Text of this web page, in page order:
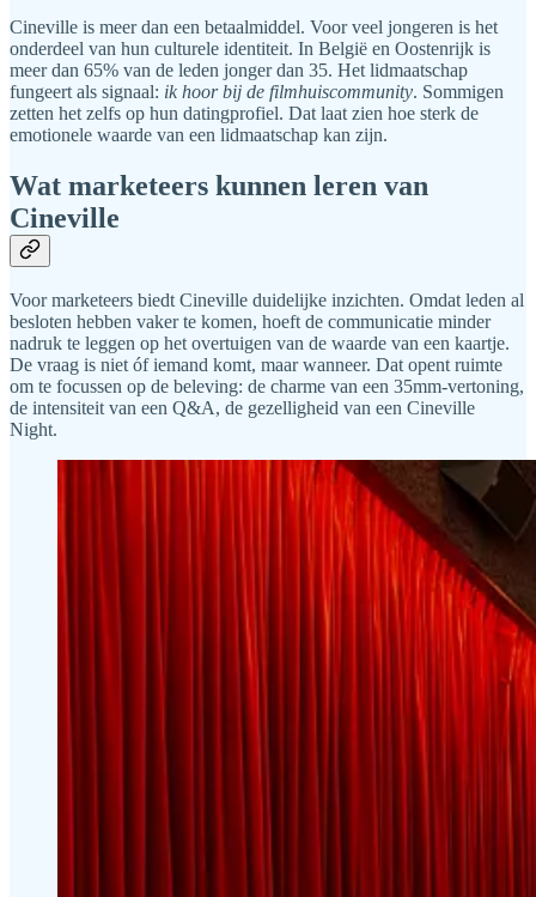
Cineville is meer dan een betaalmiddel. Voor veel jongeren is het
onderdeel van hun culturele identiteit. In België en Oostenrijk is
meer dan 65% van de leden jonger dan 35. Het lidmaatschap
fungeert als signaal: ik hoor bij de filmhuiscommunity. Sommigen
zetten het zelfs op hun datingprofiel. Dat laat zien hoe sterk de
emotionele waarde van een lidmaatschap kan zijn.
Wat marketeers kunnen leren van
Cineville
Voor marketeers biedt Cineville duidelijke inzichten. Omdat leden al
besloten hebben vaker te komen, hoeft de communicatie minder
nadruk te leggen op het overtuigen van de waarde van een kaartje.
De vraag is niet óf iemand komt, maar wanneer. Dat opent ruimte
om te focussen op de beleving: de charme van een 35mm-vertoning,
de intensiteit van een Q&A, de gezelligheid van een Cineville
Night.